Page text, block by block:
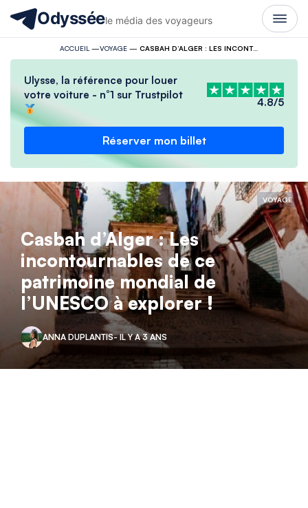
Odysséele média des voyageurs
ACCUEIL —VOYAGE— CASBAH D’ALGER : LES INCONTOURNABLES DE CE PATRIMOINE MONDIAL DE L’UNESCO À EXPLORER !
Ulysse, la référence pour louer
votre voiture - n°1 sur Trustpilot
4.8/5
Réserver mon billet
VOYAGE
Casbah d’Alger : Les
incontournables de ce
patrimoine mondial de
l’UNESCO à explorer !
ANNA DUPLANTIS- IL Y A 3 ANS